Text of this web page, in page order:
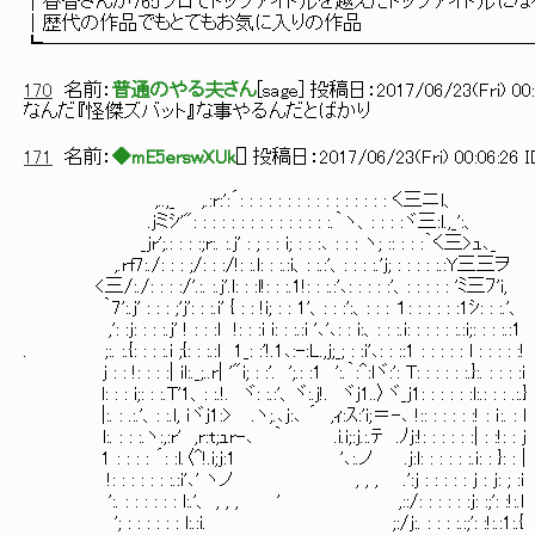
│歴代の作品でもとてもお気に入
170 名前： 普通のやる夫さん sage ] 投稿日： 2017/06/23(Fri)
なんだ『怪傑ズバット』な事やるんだとばかり
171 名前： ◆mE5erswXUk[ ] 投稿日： 2017/06/23(Fri) 00:06:26
,..,_ ,.:r:':´: : : : : : : : : : : : : : : : く三ニl、
.jミｼ'": : : : : : : : : : : : : : :.｀ヽ、: : : :ヾ三:l.,_':、
_jr';.: : : :;r:. :.j' : ; : : i; : : :､ : : : ヽ; :: : : :｀く三>ｭ､_
,.rf7:./: : : ;/: : :/!: :.l: : :.:i、: :.:'、: : : :.'j; : : : : :.:Y三三ヲ
<三/:./: : : :/'.:. :.j'.l: : :l!: : :.1!: : :.:'､: : : : :'、: : : : : 'ﾐ三ﾌ'i,
｀7':.j' : : : ;'j': : :.i' { : : !i; : : 1'、: : :':、: : : １: : : : : :1ｼ: : :.'、
,': :j: : : :.j' ! : : :l !: : :i i: : :.:i '､'､: : i:、: : :.i: : : : : :.:i;: : : :.:1
. ;:. :.{: : : :.i ;{: : :.:l 1_: :'!.1､:-:L.,j;_; : :i'､: : ::1 : : : : : l : : : : :!
j : : !: : : :| il:._;..r| '"i; : :'. ';.: :1 ':.｀:^:lヾ:': T: : : : : :.}:. : : : :i
l: : : i;: : :.T'1、: :.!. ヾ: :.:'、ヾ:.j!. ヾj1..〉ヾ_j1: : : : : :l:.: : : .:.}
|:. : .:.'、: :.l, ｉヾj1:> .ヽ;.､j:､ ´ ,ｨ:ｽ:'i;＝-､ !:: : : : : :! : ｉ:. : l
l:. : : :.ヽ:,:r' ,r:t;ｭr-､ ｀ .i.i;:j.:.ﾃ .ﾉj:!: : : : : :| : :!:
1 : : : : ´: :l.〈^!.i;j:1 '､:.ノ .j:l: : : : : :.i: : }: : |
!: : : : : : :.:i'､' ヽノ , , , .':j : : : : : j : j: ; :i 私
':. : : : : : : l:.'、 , , , ' ,::/: : : : : :j: :;': :!:.l
'; : : : : : : l:.:i. ;:/j:. : : : :.:;': :!:.:1:.{ 律